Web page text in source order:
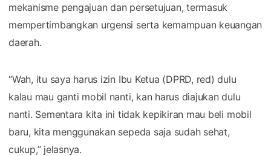
mekanisme pengajuan dan persetujuan, termasuk
mempertimbangkan urgensi serta kemampuan keuangan
daerah.
“Wah, itu saya harus izin Ibu Ketua (DPRD, red) dulu
kalau mau ganti mobil nanti, kan harus diajukan dulu
nanti. Sementara kita ini tidak kepikiran mau beli mobil
baru, kita menggunakan sepeda saja sudah sehat,
cukup,” jelasnya.